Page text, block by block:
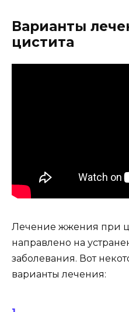
Варианты
цистита
Лечение жжения при
направлено на
заболевания. Вот
варианты лечения: